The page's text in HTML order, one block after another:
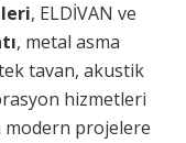
, ELDİVAN ve
, metal asma
tavan, akustik
hizmetleri
modern projelere